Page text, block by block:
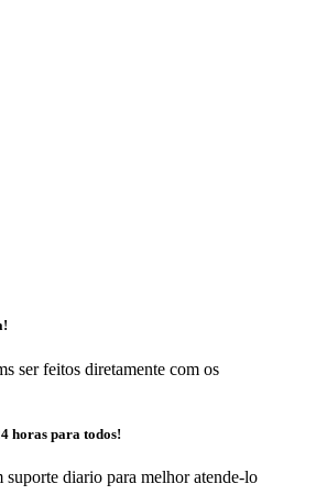
ser feitos diretamente com os
horas para todos!
suporte diario para melhor atende-lo